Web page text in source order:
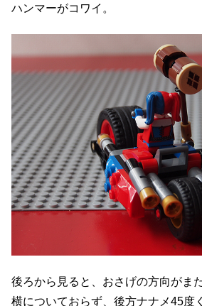
ハンマーがコワイ。
後ろから見ると、おさげの方向がま
横についておらず、後方ナナメ45度